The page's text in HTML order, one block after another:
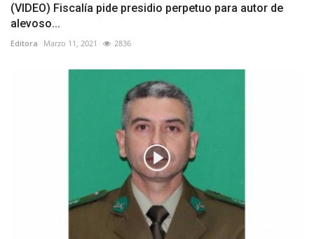
(VIDEO) Fiscalía pide presidio perpetuo para autor de
alevoso...
Editora Marzo 11, 2021 2836